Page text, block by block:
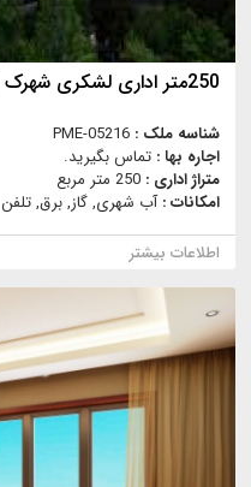
250متر اداری لشکری شهرک اکباتان
شناسه ملک : PME-05216
اجاره بها : تماس بگیرید.
متراژ اداری : 250 متر مربع
امکانات :آب شهری, گاز, برق, تلفن
اطلاعات بیشتر